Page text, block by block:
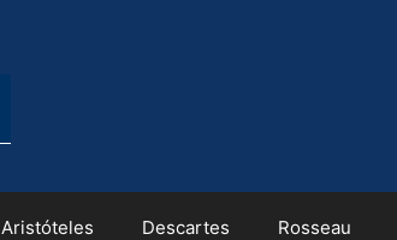
Aristóteles Descartes Rosseau